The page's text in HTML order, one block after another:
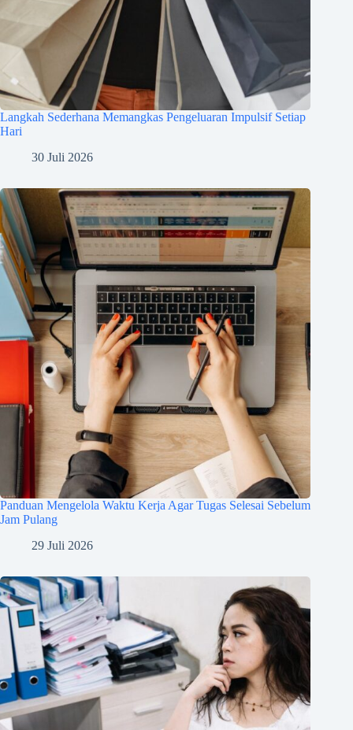
Langkah Sederhana Memangkas Pengeluaran Impulsif Setiap
Hari
30 Juli 2026
Panduan Mengelola Waktu Kerja Agar Tugas Selesai Sebelum
Jam Pulang
29 Juli 2026